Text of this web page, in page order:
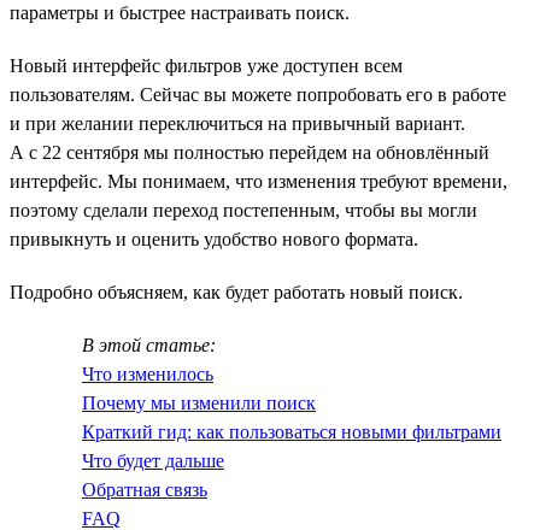
параметры и быстрее настраивать поиск.
Новый интерфейс фильтров уже доступен всем
пользователям. Сейчас вы можете попробовать его в работе
и при желании переключиться на привычный вариант.
А с 22 сентября мы полностью перейдем на обновлённый
интерфейс. Мы понимаем, что изменения требуют времени,
поэтому сделали переход постепенным, чтобы вы могли
привыкнуть и оценить удобство нового формата.
Подробно объясняем, как будет работать новый поиск.
В этой статье:
Что изменилось
Почему мы изменили поиск
Краткий гид: как пользоваться новыми фильтрами
Что будет дальше
Обратная связь
FAQ